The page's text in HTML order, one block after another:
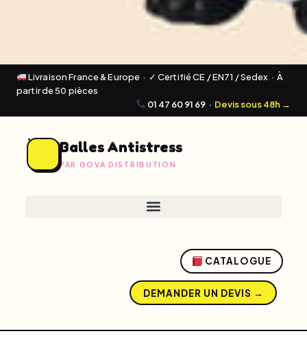
Livraison France & Europe · ✓ Certifié CE / EN71 / Sedex · À
partir de 50 pièces
01 47 60 91 69 · Devis sous 48h →
Balles Antistress
PAR GOVA DISTRIBUTION
CATALOGUE
DEMANDER UN DEVIS →